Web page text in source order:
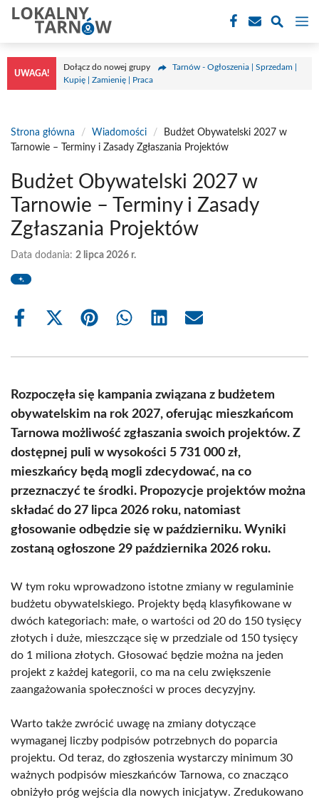
Przejdź
treści
UWAGA!
Dołącz do nowej grupy
Tarnów - Ogłoszenia | Sprzedam |
Kupię | Zamienię | Praca
Strona główna / Wiadomości /
Budżet Obywatelski 2027 w
Tarnowie – Terminy i Zasady Zgłaszania Projektów
Budżet Obywatelski 2027 w
Tarnowie – Terminy i Zasady
Zgłaszania Projektów
Data dodania: 2 lipca 2026 r.
Share
Share
(Twitter)
Share Share Share Share
Rozpoczęła się kampania związana z budżetem
obywatelskim na rok 2027, oferując mieszkańcom
Tarnowa możliwość zgłaszania swoich projektów. Z
dostępnej puli w wysokości 5 731 000 zł,
mieszkańcy będą mogli zdecydować, na co
przeznaczyć te środki. Propozycje projektów można
składać do 27 lipca 2026 roku, natomiast
głosowanie odbędzie się w październiku. Wyniki
zostaną ogłoszone 29 października 2026 roku.
W tym roku wprowadzono istotne zmiany w regulaminie
budżetu obywatelskiego. Projekty będą klasyfikowane w
dwóch kategoriach: małe, o wartości od 20 do 150 tysięcy
złotych i duże, mieszczące się w przedziale od 150 tysięcy
do 1 miliona złotych. Głosować będzie można na jeden
projekt z każdej kategorii, co ma na celu zwiększenie
zaangażowania społeczności w proces decyzyjny.
Warto także zwrócić uwagę na zmiany dotyczące
wymaganej liczby podpisów potrzebnych do poparcia
projektu. Od teraz, do zgłoszenia wystarczy minimum 30
ważnych podpisów mieszkańców Tarnowa, co znacząco
obniżyło próg wejścia dla nowych inicjatyw. Zredukowano